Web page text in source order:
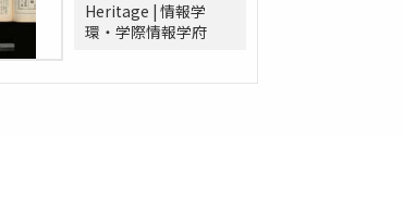
Heritage | 情報学
環・学際情報学府